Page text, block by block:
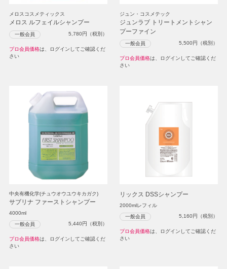
メロスコスメティックス
メロス ルフェイルシャンプー
一般会員 5,780円（税別）
プロ会員価格は、ログインしてご確認くだ
さい
ジュン・コスメテック
ジュンラブ トリートメントシャン
プーファイン
一般会員 5,500円（税別）
プロ会員価格は、ログインしてご確認くだ
さい
中央有機化学(チュウオウユウキカガク)
サブリナ ファーストシャンプー
4000ml
一般会員 5,440円（税別）
プロ会員価格は、ログインしてご確認くだ
さい
リックス DSSシャンプー
2000mlレフィル
一般会員 5,160円（税別）
プロ会員価格は、ログインしてご確認くだ
さい